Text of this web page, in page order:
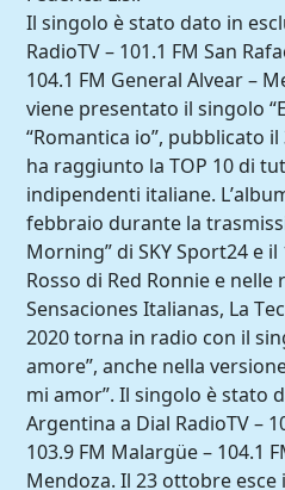
Il singolo è stato dato in
RadioTV – 101.1 FM San
104.1 FM General Alvear –
viene presentato il singolo
“Romantica io”, pubblicato
ha raggiunto la TOP 10 di
indipendenti italiane.
febbraio durante la
Morning” di SKY Sport24 e
Rosso di Red Ronnie e
Sensaciones Italianas, La
2020 torna in radio con il
amore”, anche nella
mi amor”. Il singolo è stato
Argentina a Dial RadioTV –
103.9 FM Malargüe – 104.1
Mendoza. Il 23 ottobre